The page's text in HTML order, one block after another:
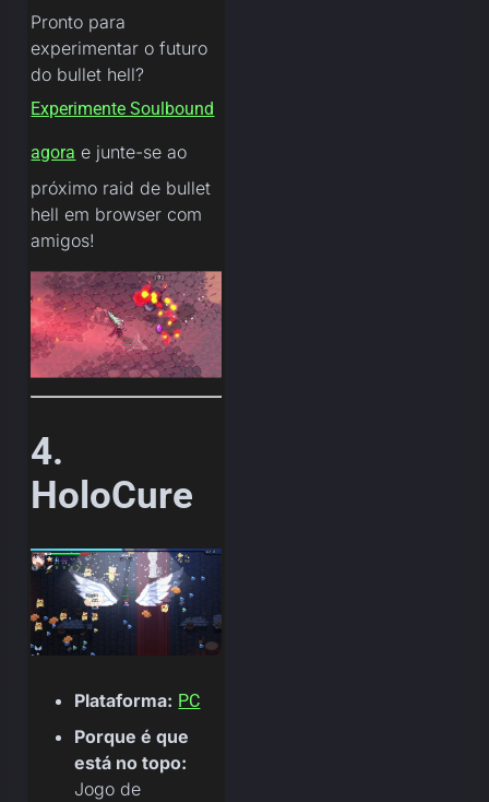
Pronto para
experimentar o futuro
do bullet hell?
Experimente Soulbound
agora e junte-se ao
próximo raid de bullet
hell em browser com
amigos!
4.
HoloCure
Plataforma: PC
Porque é que
está no topo:
Jogo de